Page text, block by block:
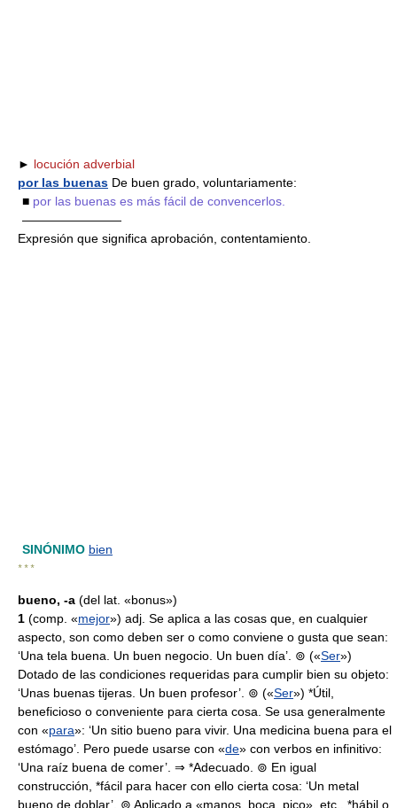
► locución adverbial
por las buenas De buen grado, voluntariamente:
■ por las buenas es más fácil de convencerlos.
————————
Expresión que significa aprobación, contentamiento.
SINÓNIMO bien
* * *
bueno, -a (del lat. «bonus»)
1 (comp. «mejor») adj. Se aplica a las cosas que, en cualquier
aspecto, son como deben ser o como conviene o gusta que sean:
‘Una tela buena. Un buen negocio. Un buen día’. ⊚ («Ser»)
Dotado de las condiciones requeridas para cumplir bien su objeto:
‘Unas buenas tijeras. Un buen profesor’. ⊚ («Ser») *Útil,
beneficioso o conveniente para cierta cosa. Se usa generalmente
con «para»: ‘Un sitio bueno para vivir. Una medicina buena para el
estómago’. Pero puede usarse con «de» con verbos en infinitivo:
‘Una raíz buena de comer’. ⇒ *Adecuado. ⊚ En igual
construcción, *fácil para hacer con ello cierta cosa: ‘Un metal
bueno de doblar’. ⊚ Aplicado a «manos, boca, pico», etc., *hábil o